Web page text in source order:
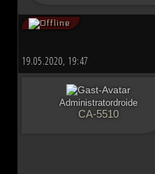
19.05.2020, 19:47
Administratordroide
CA-5510